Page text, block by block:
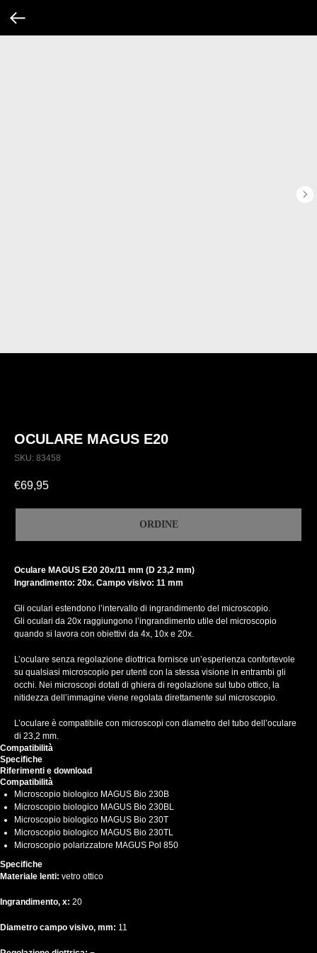
OCULARE MAGUS E20
SKU: 83458
€69,95
ORDINE
Oculare MAGUS E20 20х/11 mm (D 23,2 mm)
Ingrandimento: 20x. Campo visivo: 11 mm
Gli oculari estendono l’intervallo di ingrandimento del microscopio.
Gli oculari da 20x raggiungono l’ingrandimento utile del microscopio
quando si lavora con obiettivi da 4x, 10x e 20x.
L’oculare senza regolazione diottrica fornisce un’esperienza confortevole
su qualsiasi microscopio per utenti con la stessa visione in entrambi gli
occhi. Nei microscopi dotati di ghiera di regolazione sul tubo ottico, la
nitidezza dell’immagine viene regolata direttamente sul microscopio.
L’oculare è compatibile con microscopi con diametro del tubo dell’oculare
di 23,2 mm.
Compatibilità
Specifiche
Riferimenti e download
Compatibilità
Microscopio biologico MAGUS Bio 230B
Microscopio biologico MAGUS Bio 230BL
Microscopio biologico MAGUS Bio 230T
Microscopio biologico MAGUS Bio 230TL
Microscopio polarizzatore MAGUS Pol 850
Specifiche
Materiale lenti: vetro ottico
Ingrandimento, x: 20
Diametro campo visivo, mm: 11